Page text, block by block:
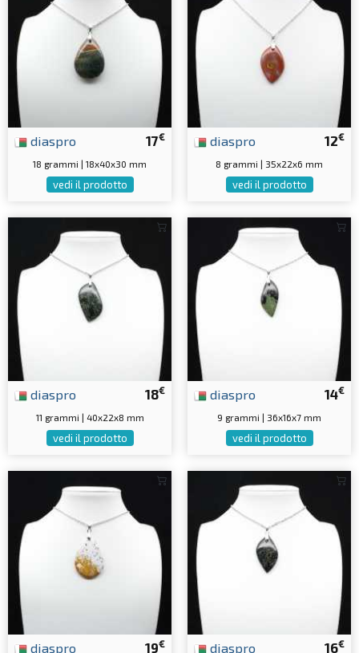
17€
diaspro
18 grammi | 18x40x30 mm
vedi il prodotto
12€
diaspro
8 grammi | 35x22x6 mm
vedi il prodotto
18€
diaspro
11 grammi | 40x22x8 mm
vedi il prodotto
14€
diaspro
9 grammi | 36x16x7 mm
vedi il prodotto
19€
diaspro 16€
diaspro